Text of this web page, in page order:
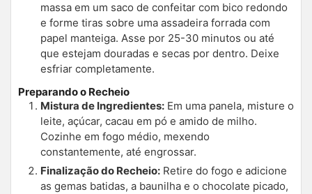
massa em um saco de confeitar com bico redondo
e forme tiras sobre uma assadeira forrada com
papel manteiga. Asse por 25-30 minutos ou até
que estejam douradas e secas por dentro. Deixe
esfriar completamente.
Preparando o Recheio
Mistura de Ingredientes: Em uma panela, misture o
leite, açúcar, cacau em pó e amido de milho.
Cozinhe em fogo médio, mexendo
constantemente, até engrossar.
Finalização do Recheio: Retire do fogo e adicione
as gemas batidas, a baunilha e o chocolate picado,